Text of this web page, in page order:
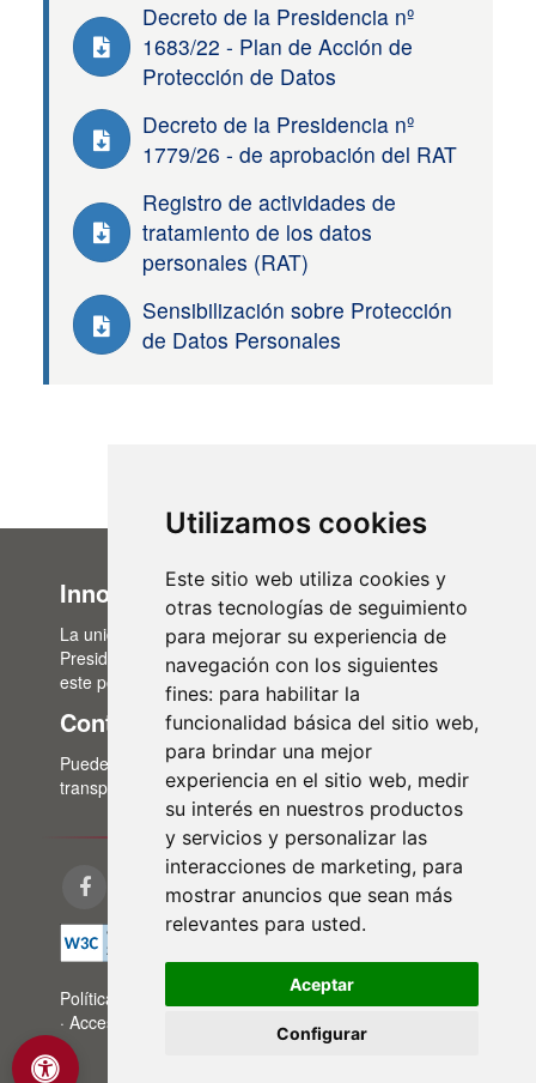
Utilizamos cookies
Este sitio web utiliza cookies y
otras tecnologías de seguimiento
para mejorar su experiencia de
navegación con los siguientes
fines: para habilitar la
funcionalidad básica del sitio web,
para brindar una mejor
experiencia en el sitio web, medir
su interés en nuestros productos
y servicios y personalizar las
interacciones de marketing, para
mostrar anuncios que sean más
relevantes para usted.
Aceptar
Configurar
Decreto de la Presidencia nº
1683/22 - Plan de Acción de
Protección de Datos
Decreto de la Presidencia nº
1779/26 - de aprobación del RAT
Registro de actividades de
tratamiento de los datos
personales (RAT)
Sensibilización sobre Protección
de Datos Personales
Innovación Administrativa
La unidad de Innovación Administrativa, del Área de
Presidencia, es la encargada de la actualización de
este portal de transparencia.
Contacto
Puedes contactar con nosotros a través del correo:
transparencia@lasalina.es
Política de privacidad Aviso legal·Política de cookies
· Accesibilidad